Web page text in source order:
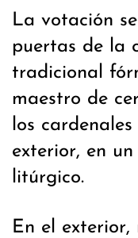
La votación
puertas de la
tradicional
maestro de
los
exterior, en
litúrgico.
En el exterior,